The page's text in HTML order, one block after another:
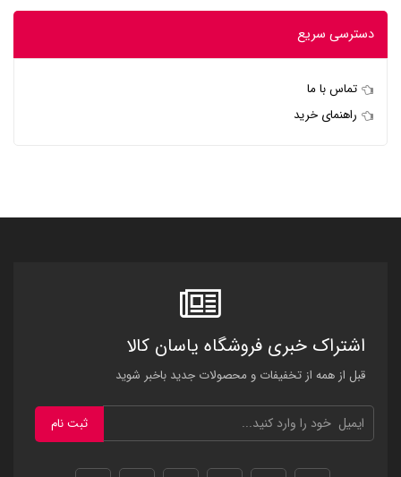
دسترسی سریع
تماس با ما
راهنمای خرید
اشتراک خبری فروشگاه یاسان کالا
قبل از همه از تخفیفات و محصولات جدید باخبر شوید
ثبت نام